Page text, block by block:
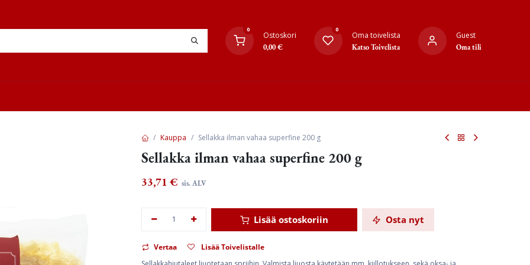
0
Ostoskori
0,00€
0
Oma toivelista
Katso Toivelista
Guest
Oma tili
Kauppa Sellakka ilman vahaa superfine 200 g
Sellakka ilman vahaa superfine 200 g
33,71 € sis. ALV
Lisää ostoskoriin Osta nyt
Vertaa
Lisää Toivelistalle